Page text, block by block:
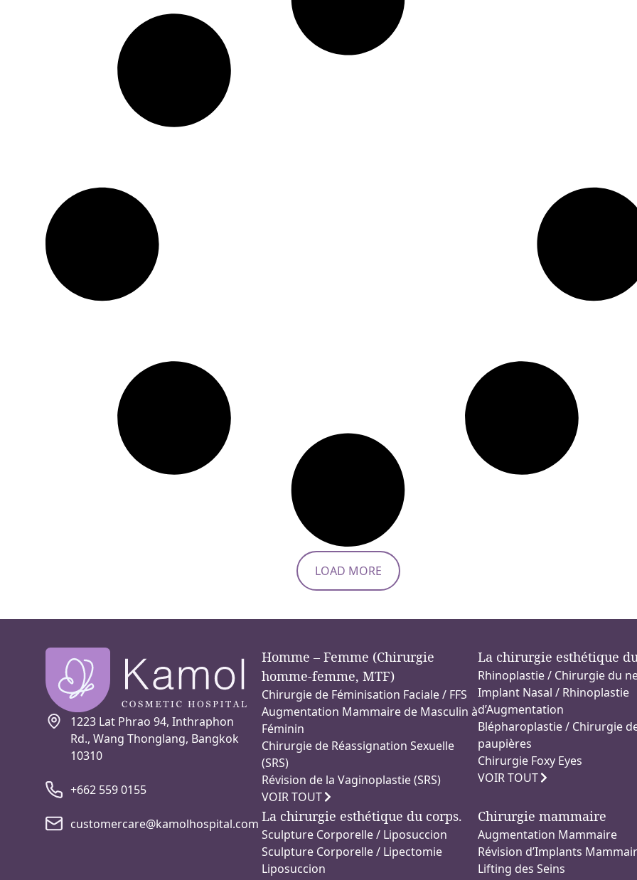
LOAD MORE
1223 Lat Phrao 94, Inthraphon
Rd., Wang Thonglang, Bangkok
10310
+662 559 0155
customercare@kamolhospital.com
Homme – Femme (Chirurgie
homme-femme, MTF)
Chirurgie de Féminisation Faciale / FFS
Augmentation Mammaire de Masculin à
Féminin
Chirurgie de Réassignation Sexuelle
(SRS)
Révision de la Vaginoplastie (SRS)
VOIR TOUT
La chirurgie esthétique
Rhinoplastie / Chirurgie du
Implant Nasal / Rhinoplastie
d’Augmentation
Blépharoplastie / Chirurgie
paupières
Chirurgie Foxy Eyes
VOIR TOUT
La chirurgie esthétique du corps.
Sculpture Corporelle / Liposuccion
Sculpture Corporelle / Lipectomie
Liposuccion
Chirurgie mammaire
Augmentation Mammaire
Révision d’Implants
Lifting des Seins